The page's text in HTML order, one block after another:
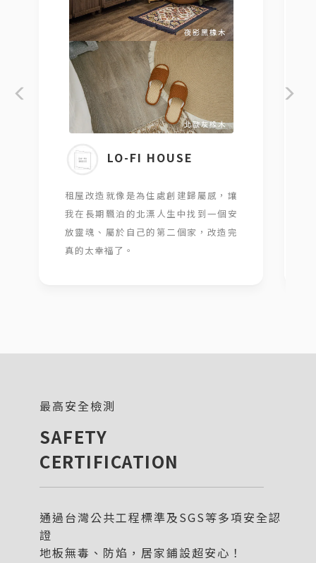
LO-FI HOUSE
租屋改造就像是為住處創建歸屬感，讓
我在長期飄泊的北漂人生中找到一個安
放靈魂、屬於自己的第二個家，改造完
真的太幸福了。
最高安全檢測
SAFETY
CERTIFICATION
通過台灣公共工程標準及SGS等多項安全認
證
地板無毒、防焰，居家鋪設超安心！